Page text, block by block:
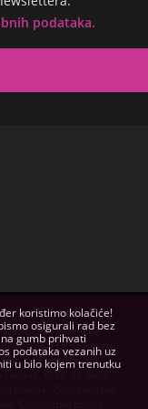
podataka.
Tehničke
softvera navedeni
svrhu, izdavači
tako da naša
Cjelokupni pisani
koristimo kolačiće!
osigurali rad bez
gumb prihvati
podataka vezanih uz
u bilo kojem trenutku